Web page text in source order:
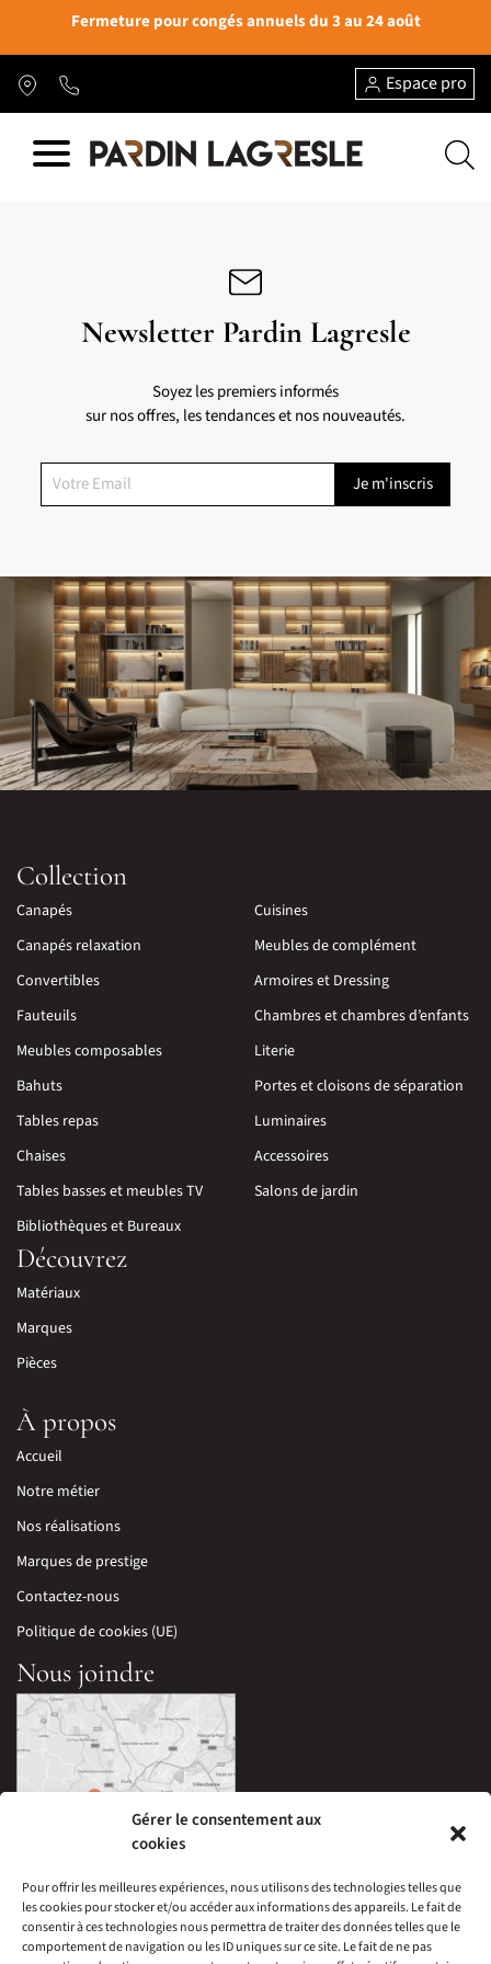
Gérer le consentement aux
cookies
Pour offrir les meilleures expériences, nous utilisons des technologies telles que
les cookies pour stocker et/ou accéder aux informations des appareils. Le fait de
consentir à ces technologies nous permettra de traiter des données telles que le
comportement de navigation ou les ID uniques sur ce site. Le fait de ne pas
Fermeture pour congés annuels du 3 au 24 août
Espace pro
Newsletter Pardin Lagresle
Soyez les premiers informés
sur nos offres, les tendances et nos nouveautés.
Collection
Canapés
Canapés relaxation
Convertibles
Fauteuils
Meubles composables
Bahuts
Tables repas
Chaises
Tables basses et meubles TV
Bibliothèques et Bureaux
Cuisines
Meubles de complément
Armoires et Dressing
Chambres et chambres d’enfants
Literie
Portes et cloisons de séparation
Luminaires
Accessoires
Salons de jardin
Découvrez
Matériaux
Marques
Pièces
À propos
Accueil
Notre métier
Nos réalisations
Marques de prestige
Contactez-nous
Politique de cookies (UE)
Nous joindre
33 Avenue Edouard Millaud,
69290 Craponne, France